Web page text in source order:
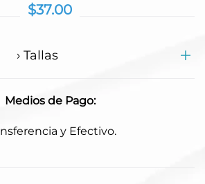
$37.00
› Tallas
Medios de Pago:
y Efectivo.